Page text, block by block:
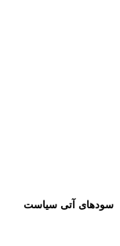
سودهای آتی سیاست